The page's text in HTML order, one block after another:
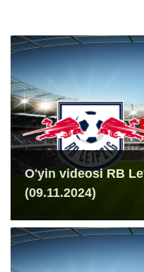
O'yin videosi RB
(09.11.2024)